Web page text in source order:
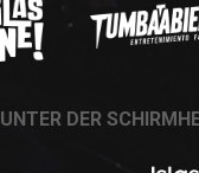
UNTER DER